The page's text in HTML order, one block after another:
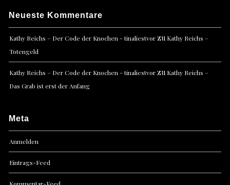
Neueste Kommentare
Kathy Reichs – Der Code der Knochen - tinaliestvorzu Kathy Reichs –
Totengeld
Kathy Reichs – Der Code der Knochen - tinaliestvorzu Kathy Reichs –
Das Grab ist erst der Anfang
Meta
Anmelden
Eintrags-Feed